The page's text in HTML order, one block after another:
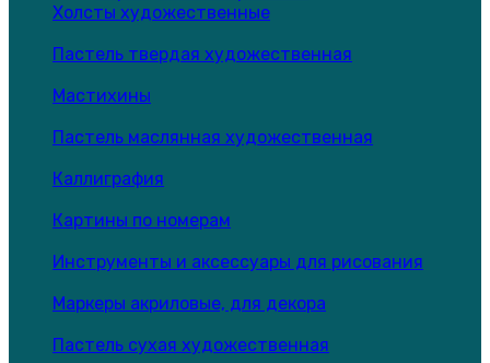
Холсты художественные
Пастель твердая художественная
Мастихины
Пастель маслянная художественная
Каллиграфия
Картины по номерам
Инструменты и аксессуары для рисования
Маркеры акриловые, для декора
Пастель сухая художественная